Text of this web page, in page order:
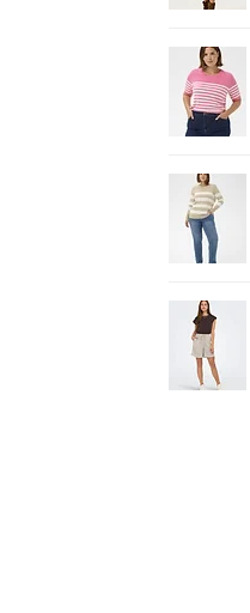
€5,00 korting op je
😀
Je korting is geldig bij een